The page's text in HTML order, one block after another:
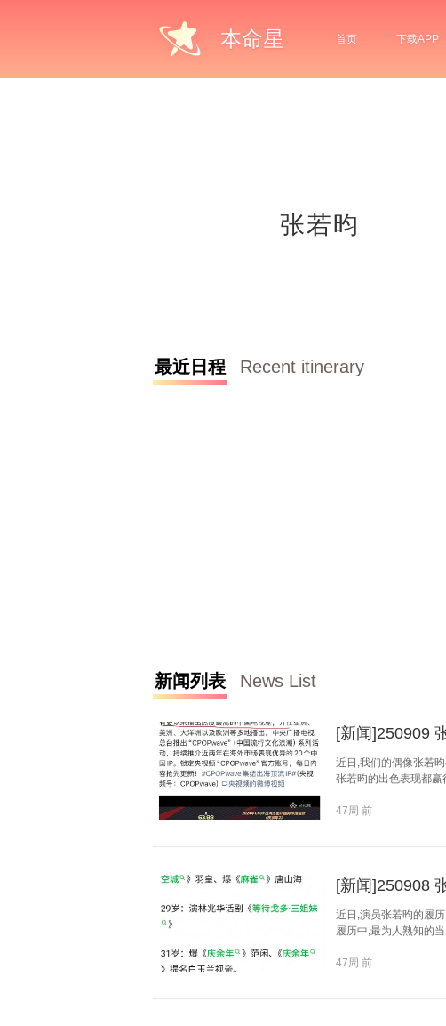
本命星 首页 下载APP
张若昀
最近日程 Recent itinerary
新闻列表 News List
[新闻]250909
近日,我们的偶像张若
张若昀的出色表现都赢
47周 前
[新闻]250908
近日,演员张若昀的履
履历中,最为人熟知的
47周 前